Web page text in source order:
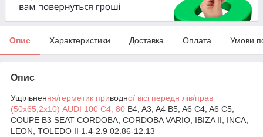
Опис Характеристики Доставка Оплата Умови
Опис
Ущільнення/герметик приводної вісі передн лів/прав
(50x65,2x10) AUDI 100 C4, 80 B4, A3, A4 B5, A6 C4, A6 C5,
COUPE B3 SEAT CORDOBA, CORDOBA VARIO, IBIZA II, INCA,
LEON, TOLEDO II 1.4-2.9 02.86-12.13